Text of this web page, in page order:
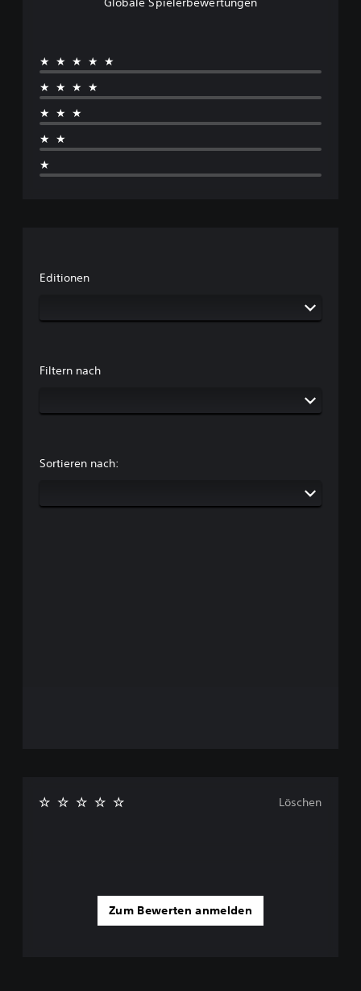
★★★★★
★★★★
★★★
★★
★
Editionen
Filtern nach
Sortieren nach:
Zum Bewerten anmelden
Löschen